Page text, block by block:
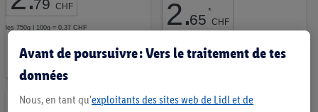
79 CHF
les 750g | 100g = 0,37 CHF
Ajouter
à
2.65 *
CHF
Ajouter
la
Avant de poursuivre : Vers le traitement de tes
données
Nous, en tant qu'exploitants des sites web de Lidl et de